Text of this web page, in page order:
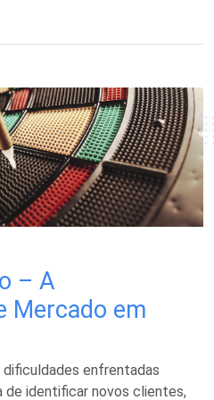
– A
Mercado em
enfrentadas
de identificar novos clientes,